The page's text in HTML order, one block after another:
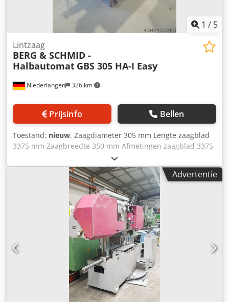
1 / 5
Niederlangen 326 km
Lintzaag
BERG & SCHMID -
Halbautomat GBS 305 HA-I Easy
Prijsinfo Bellen
Toestand: nieuw, Zaagdiameter 305 mm Lengte zaagblad
3375 mm Zaagbreedte 350 mm Afmetingen zaagblad 3375
x 27 x 0,9 mm Zaagcapaciteit bij 90° rond 305 mm
Zaagcapaciteit bij 90° vierkant 260 mm Zaagcapaciteit bij
90° rechthoekig 350 x 200 mm Cedpfx Agou Dbvtj Asrf
Zaagcapaciteit bij 45° rond 250 mm Snijcapaciteit bij 45°
vierkant 230 mm Snijcapaciteit bij 45° rechthoekig 230 x
200 mm Zaagcapaciteit bij 60° rond 175 mm Snijcapaciteit
bij 60° vierkant 155 mm Zaagcapaciteit bij 60° vlak 170 x
100 mm Totaal benodigd vermogen 1,5 / 1,8 kW
Machinegewicht ca. 0,7 ton Benodigde ruimte ca. 1,5 x 1,8
x 1,9 m - Versteksnedes tot 60° links en 45° rechts - Sensor
voor materiaalhoogte - Op kogellagers gemonteerde
draaitafel - Hydraulische bankschroef, zijdelings
verplaatsbaar - Stevige, grote materiaalsteun -
Automatisch koelsysteem
Advertentie